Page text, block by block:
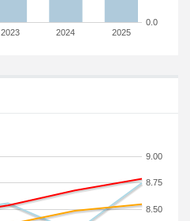
2023 2024 2025
0.0
8.50
8.75
9.00